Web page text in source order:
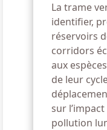
La trame
identifier,
réservoirs
corridors
aux
de leur
sur
pollution